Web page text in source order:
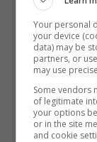
Your personal
your device
data) may be
partners, or
may use
Some vendors
of legitimate
your options
or in the site
and cookie